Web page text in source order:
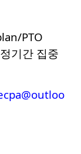
PTO
기간 집중